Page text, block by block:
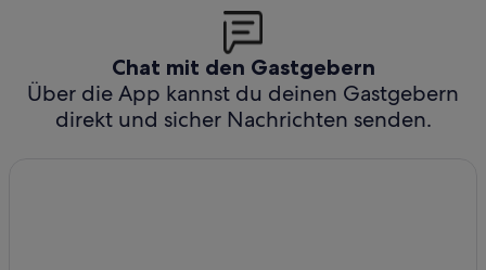
Chat mit den Gastgebern
Über die App kannst du deinen Gastgebern
direkt und sicher Nachrichten senden.